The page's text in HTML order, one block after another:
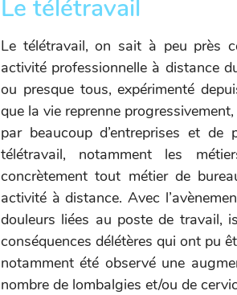
Le télétravail
Le télétravail, on sait à peu près
activité professionnelle à distance
ou presque tous, expérimenté
que la vie reprenne
par beaucoup d’entreprises et
télétravail, notamment les
concrètement tout métier de
activité à distance. Avec
douleurs liées au poste de travail,
conséquences délétères qui ont pu
notamment été observé une
nombre de lombalgies et/ou de